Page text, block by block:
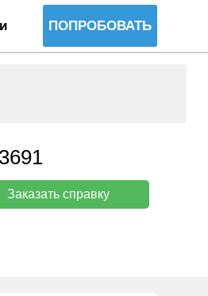
ПОПРОБОВАТЬ
Заказать справку